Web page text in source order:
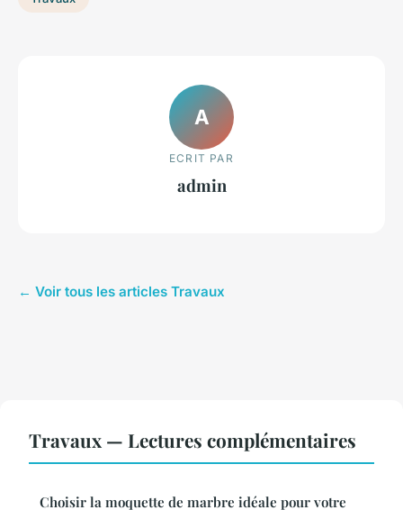
A
ECRIT PAR
admin
← Voir tous les articles Travaux
Travaux — Lectures complémentaires
Choisir la moquette de marbre idéale pour votre